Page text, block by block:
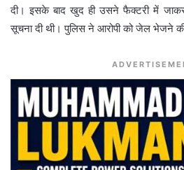
दी। इसके बाद खुद ही उसने फैक्टरी में
सूचना दी थी। पुलिस ने आरोपी को जेल भेजने की